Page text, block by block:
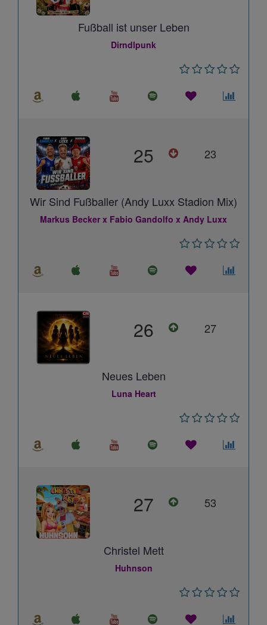
Fußball ist unser Leben
Dirndlpunk
25 23
Wir Sind Fußballer (Andy Luxx Stadion Mix)
Markus Becker x Fabio Gandolfo x Andy Luxx
26 27
Neues Leben
Luna Heart
27 53
Christel Mett
Huhnson